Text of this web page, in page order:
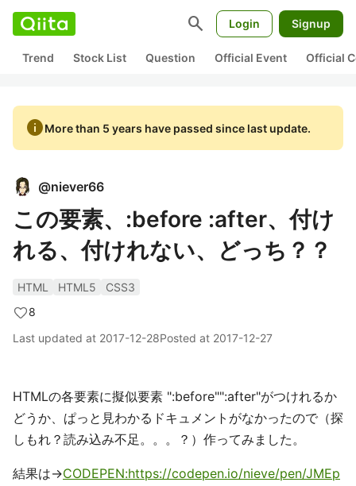
search Login Signup
Trend Stock List Question Official Event Official
infoMore than 5 years have passed since last update.
@niever66
この要素、:before :after、付け
れる、付けれない、どっち？？
HTML HTML5
CSS3
8
Last updated at 2017-12-28Posted at 2017-12-27
HTMLの各要素に擬似要素 ":before"":after"がつけれるか
どうか、ぱっと見わかるドキュメントがなかったので（探
しもれ？読み込み不足。。。？）作ってみました。
結果は→CODEPEN:https://codepen.io/nieve/pen/JMEp